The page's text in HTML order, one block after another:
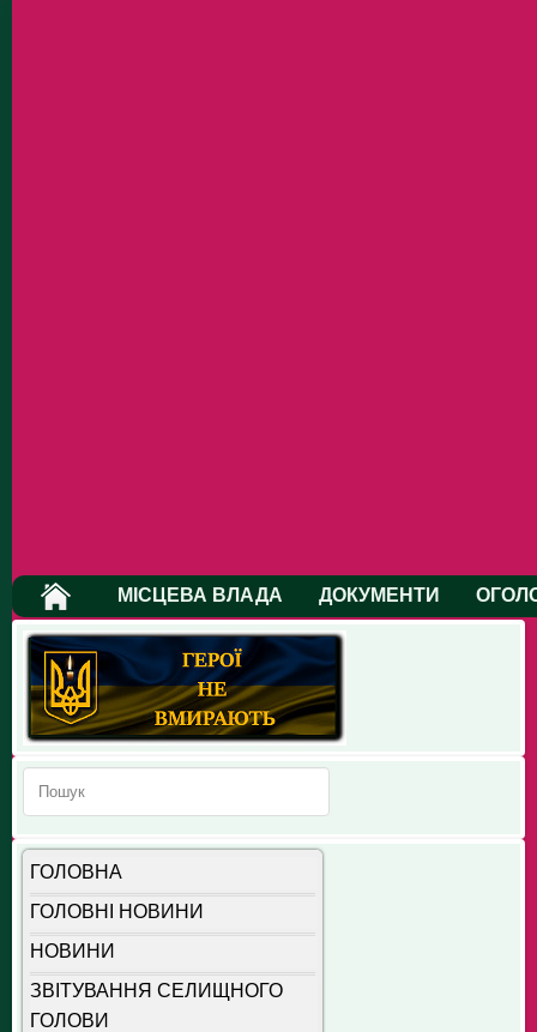
МІСЦЕВА ВЛАДА ДОКУМЕНТИ
ГОЛОВНА
ГОЛОВНІ НОВИНИ
НОВИНИ
ЗВІТУВАННЯ СЕЛИЩНОГО
ГОЛОВИ